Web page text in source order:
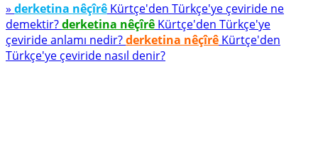
» derketina nêçîrê Kürtçe'den Türkçe'ye çeviride ne
demektir?derketina nêçîrê Kürtçe'den Türkçe'ye
çeviride anlamı nedir?derketina nêçîrê Kürtçe'den
Türkçe'ye çeviride nasıl denir?